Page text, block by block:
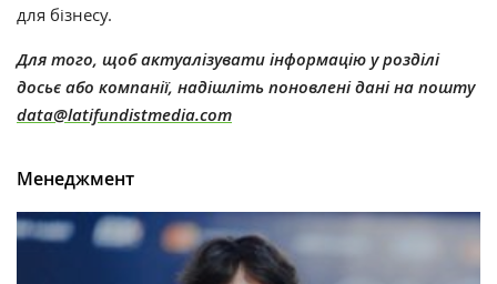
для бізнесу.
Для того, щоб актуалізувати інформацію у розділі
досьє або компанії, надішліть поновлені дані на пошту
data@latifundistmedia.com
Менеджмент